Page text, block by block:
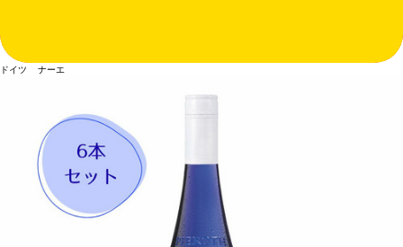
ドイツ ナーエ